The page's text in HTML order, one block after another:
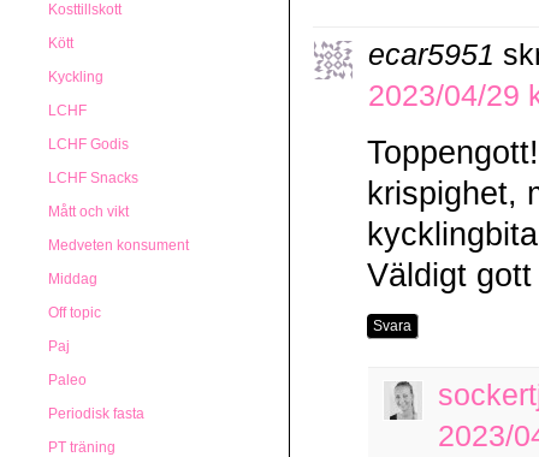
Kosttillskott
Kött
Kyckling
LCHF
LCHF Godis
LCHF Snacks
Mått och vikt
Medveten konsument
Middag
Off topic
Paj
Paleo
Periodisk fasta
PT träning
ecar5951
2023/04/29
krispighet,
Väldigt
Svara
2023/